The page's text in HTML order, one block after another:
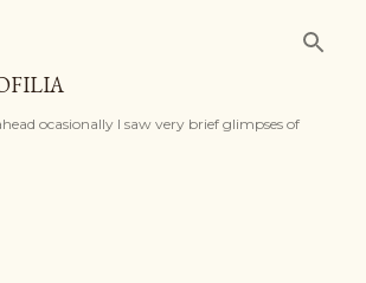
ocasionally I saw very brief glimpses of